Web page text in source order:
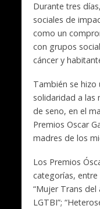
Durante tres
sociales de
como un
con grupos
cáncer y
También se
solidaridad a las
de seno, en el
Premios Oscar
madres de los
Los Premios
categorías, entre
“Mujer Trans del
LGTBI”;